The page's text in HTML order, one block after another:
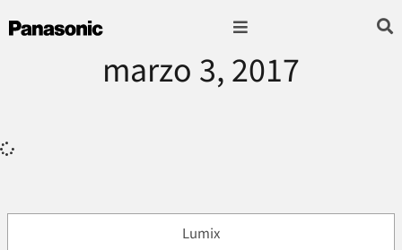
marzo 3, 2017
Lumix